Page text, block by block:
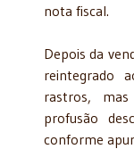
nota fiscal.
Depois da
reintegrado
rastros,
profusão
conforme